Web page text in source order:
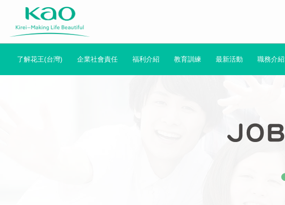
了解花王(台灣) 企業社會責任 福利介紹 教育訓練 最新活動 職務介紹